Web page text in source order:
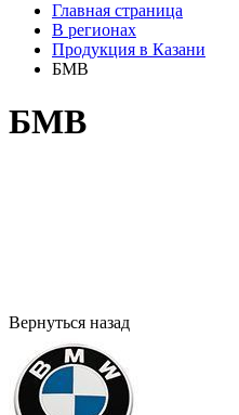
Главная страница
В регионах
Продукция в Казани
БМВ
БМВ
Вернуться назад